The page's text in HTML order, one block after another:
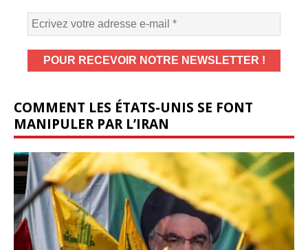
COMMENT LES ÉTATS-UNIS SE FONT
MANIPULER PAR L’IRAN